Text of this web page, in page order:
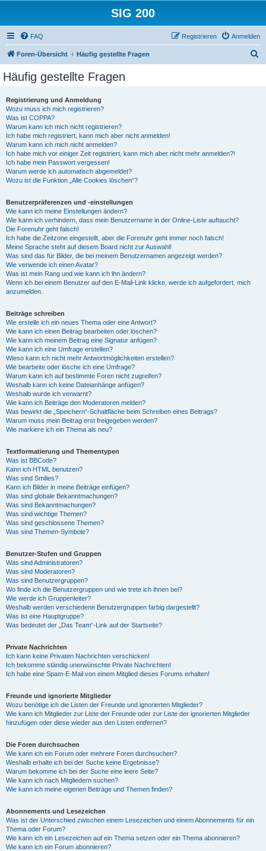
SIG 200
FAQ Anmelden
Registrieren
Foren-Übersicht Häufig gestellte Fragen
Häufig gestellte Fragen
Registrierung und Anmeldung
Wozu muss ich mich registrieren?
Was ist COPPA?
Warum kann ich mich nicht registrieren?
Ich habe mich registriert, kann mich aber nicht anmelden!
Warum kann ich mich nicht anmelden?
Ich habe mich vor einiger Zeit registriert, kann mich aber nicht mehr anmelden?!
Ich habe mein Passwort vergessen!
Warum werde ich automatisch abgemeldet?
Wozu ist die Funktion „Alle Cookies löschen“?
Benutzerpräferenzen und -einstellungen
Wie kann ich meine Einstellungen ändern?
Wie kann ich verhindern, dass mein Benutzername in der Online-Liste auftaucht?
Die Forenuhr geht falsch!
Ich habe die Zeitzone eingestellt, aber die Forenuhr geht immer noch falsch!
Meine Sprache steht auf diesem Board nicht zur Auswahl!
Was sind das für Bilder, die bei meinem Benutzernamen angezeigt werden?
Wie verwende ich einen Avatar?
Was ist mein Rang und wie kann ich ihn ändern?
Wenn ich bei einem Benutzer auf den E-Mail-Link klicke, werde ich aufgefordert, mich
anzumelden.
Beiträge schreiben
Wie erstelle ich ein neues Thema oder eine Antwort?
Wie kann ich einen Beitrag bearbeiten oder löschen?
Wie kann ich meinem Beitrag eine Signatur anfügen?
Wie kann ich eine Umfrage erstellen?
Wieso kann ich nicht mehr Antwortmöglichkeiten erstellen?
Wie bearbeite oder lösche ich eine Umfrage?
Warum kann ich auf bestimmte Foren nicht zugreifen?
Weshalb kann ich keine Dateianhänge anfügen?
Weshalb wurde ich verwarnt?
Wie kann ich Beiträge den Moderatoren melden?
Was bewirkt die „Speichern“-Schaltfläche beim Schreiben eines Beitrags?
Warum muss mein Beitrag erst freigegeben werden?
Wie markiere ich ein Thema als neu?
Textformatierung und Thementypen
Was ist BBCode?
Kann ich HTML benutzen?
Was sind Smilies?
Kann ich Bilder in meine Beiträge einfügen?
Was sind globale Bekanntmachungen?
Was sind Bekanntmachungen?
Was sind wichtige Themen?
Was sind geschlossene Themen?
Was sind Themen-Symbole?
Benutzer-Stufen und Gruppen
Was sind Administratoren?
Was sind Moderatoren?
Was sind Benutzergruppen?
Wo finde ich die Benutzergruppen und wie trete ich ihnen bei?
Wie werde ich Gruppenleiter?
Weshalb werden verschiedene Benutzergruppen farbig dargestellt?
Was ist eine Hauptgruppe?
Was bedeutet der „Das Team“-Link auf der Startseite?
Private Nachrichten
Ich kann keine Privaten Nachrichten verschicken!
Ich bekomme ständig unerwünschte Private Nachrichten!
Ich habe eine Spam-E-Mail von einem Mitglied dieses Forums erhalten!
Freunde und ignorierte Mitglieder
Wozu benötige ich die Listen der Freunde und ignorierten Mitglieder?
Wie kann ich Mitglieder zur Liste der Freunde oder zur Liste der ignorierten Mitglieder
hinzufügen oder diese wieder aus den Listen entfernen?
Die Foren durchsuchen
Wie kann ich ein Forum oder mehrere Foren durchsuchen?
Weshalb erhalte ich bei der Suche keine Ergebnisse?
Warum bekomme ich bei der Suche eine leere Seite?
Wie kann ich nach Mitgliedern suchen?
Wie kann ich meine eigenen Beiträge und Themen finden?
Abonnements und Lesezeichen
Was ist der Unterschied zwischen einem Lesezeichen und einem Abonnements für ein
Thema oder Forum?
Wie kann ich ein Lesezeichen auf ein Thema setzen oder ein Thema abonnieren?
Wie kann ich ein Forum abonnieren?